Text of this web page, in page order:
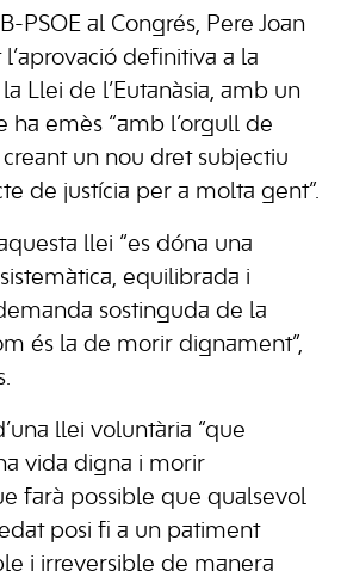
PSOE al Congrés, Pere Joan
l’aprovació definitiva a la
Llei de l’Eutanàsia, amb un
emès “amb l’orgull de
un nou dret subjectiu
de justícia per a molta gent”.
llei “es dóna una
equilibrada i
sostinguda de la
és la de morir dignament”,
llei voluntària “que
vida digna i morir
farà possible que qualsevol
posi fi a un patiment
i irreversible de manera